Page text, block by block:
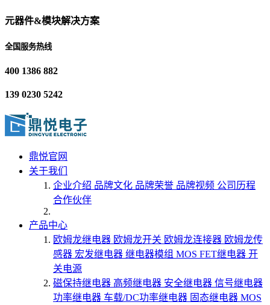
元器件&模块解决方案
全国服务热线
400 1386 882
139 0230 5242
鼎悦官网
关于我们
企业介绍 品牌文化 品牌荣誉 品牌视频 公司历程
合作伙伴
产品中心
欧姆龙继电器 欧姆龙开关 欧姆龙连接器 欧姆龙传
感器 宏发继电器 继电器模组 MOS FET继电器 开
关电源
磁保持继电器 高频继电器 安全继电器 信号继电器
功率继电器 车载/DC功率继电器 固态继电器 MOS